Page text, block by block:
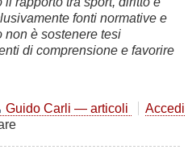
fonti normative e
non è sostenere tesi
di comprensione e favorire
Guido Carli — articoli
Accedi